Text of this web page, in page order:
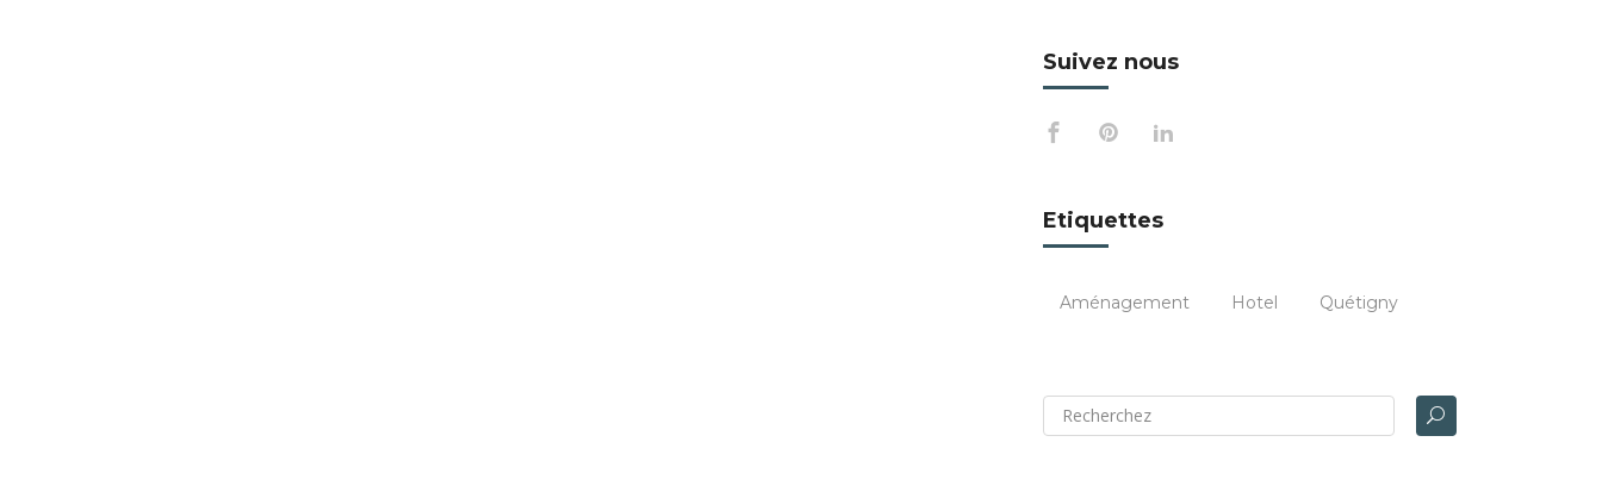
Suivez nous
Etiquettes
Aménagement Hotel Quétigny